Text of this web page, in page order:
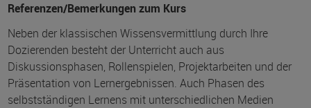
Referenzen/Bemerkungen zum Kurs
Neben der klassischen Wissensvermittlung durch Ihre
Dozierenden besteht der Unterricht auch aus
Diskussionsphasen, Rollenspielen, Projektarbeiten und der
Präsentation von Lernergebnissen. Auch Phasen des
selbstständigen Lernens mit unterschiedlichen Medien